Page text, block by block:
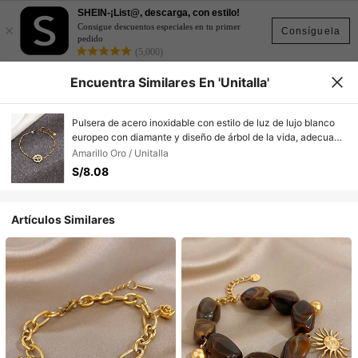
Consíguela
×
SHEIN-¡List@, descarga, con estilo!
Consigue descuentos especiales en tu primer
pedido
(5,000)
Encuentra Similares En 'Unitalla'
Pulsera de acero inoxidable con estilo de luz de lujo blanco
europeo con diamante y diseño de árbol de la vida, adecuada
para uso diario
Amarillo Oro / Unitalla
S/8.08
Artículos Similares